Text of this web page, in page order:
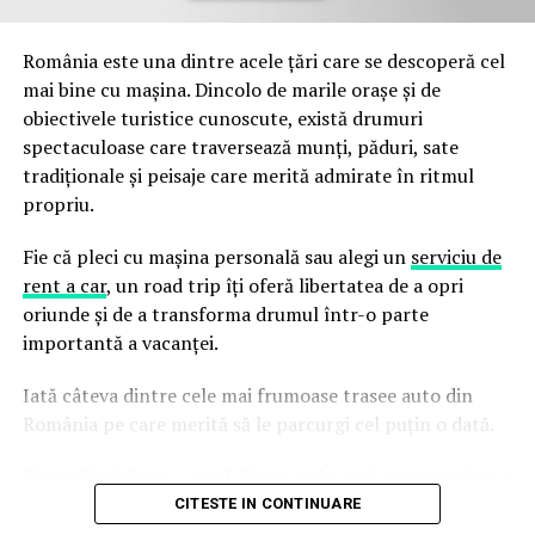
Deck WPC
Deck-ul WPC este o soluție optimă pentru amenajarea
stil clasic sau modern. Deoarece podelele pentru
exterior sunt elemente de confort și rafinament,
alegând această soluție de amenajări, cu siguranță nu vei
avea nici un motiv pentru care să nu îl găsești potrivit
Deck-ul WPC este un material compozit ce îmbină
rezistență excelență la factorii externi. Poate să fie
utilizat cu succes inclusiv pentru a încadra piscină din
România este una dintre acele țări care se descoperă cel
mai bine cu mașina. Dincolo de marile orașe și de
obiectivele turistice cunoscute, există drumuri
spectaculoase care traversează munți, păduri, sate
tradiționale și peisaje care merită admirate în ritmul
propriu.
Fie că pleci cu mașina personală sau alegi un serviciu de
rent a car, un road trip îți oferă libertatea de a opri
oriunde și de a transforma drumul într-o parte
importantă a vacanței.
Iată câteva dintre cele mai frumoase trasee auto din
România pe care merită să le parcurgi cel puțin o dată.
drumuri din EuropaCITESTE IN CONTINUARE